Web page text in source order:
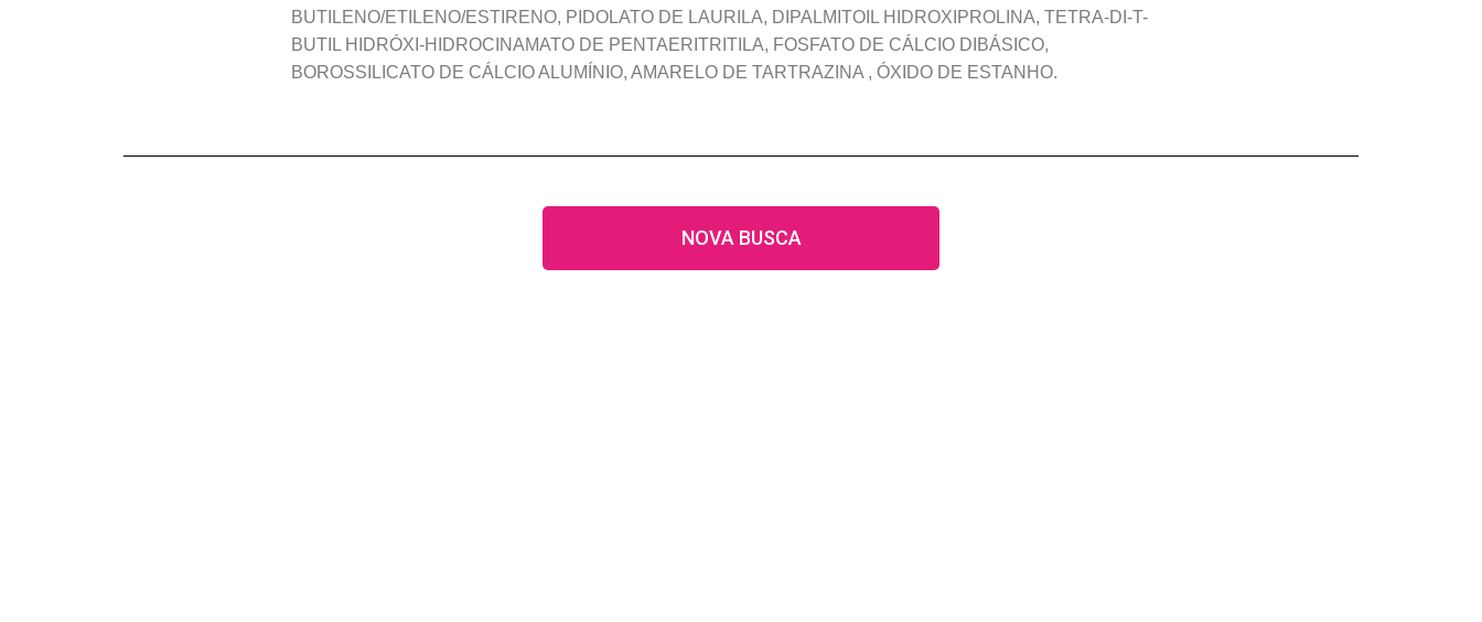
BUTILENO/ETILENO/ESTIRENO, PIDOLATO DE LAURILA, DIPALMITOIL HIDROXIPROLINA, TETRA-DI-T-
BUTIL HIDRÓXI-HIDROCINAMATO DE PENTAERITRITILA, FOSFATO DE CÁLCIO DIBÁSICO,
BOROSSILICATO DE CÁLCIO ALUMÍNIO, AMARELO DE TARTRAZINA , ÓXIDO DE ESTANHO.
NOVA BUSCA